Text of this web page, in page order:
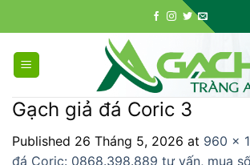
to
content
Gạch giả đá Coric 3
Published 26 Tháng 5, 2026 at 960 ×
đá Coric: 0868.398.889 tư vấn, mua